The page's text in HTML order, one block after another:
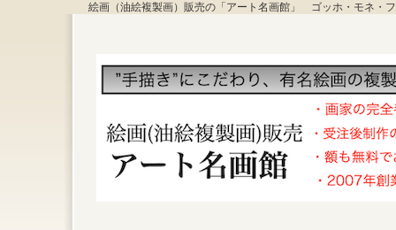
絵画（油絵複製画）販売の「アート名画館」 ゴッホ・モネ・